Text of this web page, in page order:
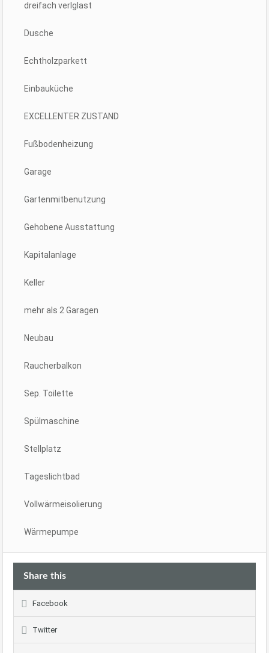
dreifach verlglast
Dusche
Echtholzparkett
Einbauküche
EXCELLENTER ZUSTAND
Fußbodenheizung
Garage
Gartenmitbenutzung
Gehobene Ausstattung
Kapitalanlage
Keller
mehr als 2 Garagen
Neubau
Raucherbalkon
Sep. Toilette
Spülmaschine
Stellplatz
Tageslichtbad
Vollwärmeisolierung
Wärmepumpe
Share this
Facebook
Twitter